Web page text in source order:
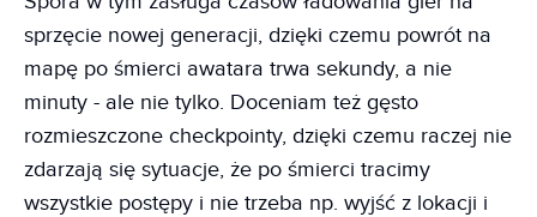
sprzęcie nowej generacji, dzięki czemu powrót na
mapę po śmierci awatara trwa sekundy, a nie
minuty - ale nie tylko. Doceniam też gęsto
rozmieszczone checkpointy, dzięki czemu raczej nie
zdarzają się sytuacje, że po śmierci tracimy
wszystkie postępy i nie trzeba np. wyjść z lokacji i